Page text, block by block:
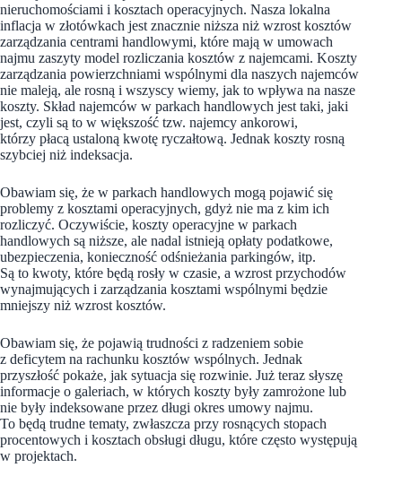
nieruchomościami i kosztach operacyjnych. Nasza lokalna
inflacja w złotówkach jest znacznie niższa niż wzrost kosztów
zarządzania centrami handlowymi, które mają w umowach
najmu zaszyty model rozliczania kosztów z najemcami. Koszty
zarządzania powierzchniami wspólnymi dla naszych najemców
nie maleją, ale rosną i wszyscy wiemy, jak to wpływa na nasze
koszty. Skład najemców w parkach handlowych jest taki, jaki
jest, czyli są to w większość tzw. najemcy ankorowi,
którzy płacą ustaloną kwotę ryczałtową. Jednak koszty rosną
szybciej niż indeksacja.
Obawiam się, że w parkach handlowych mogą pojawić się
problemy z kosztami operacyjnych, gdyż nie ma z kim ich
rozliczyć. Oczywiście, koszty operacyjne w parkach
handlowych są niższe, ale nadal istnieją opłaty podatkowe,
ubezpieczenia, konieczność odśnieżania parkingów, itp.
Są to kwoty, które będą rosły w czasie, a wzrost przychodów
wynajmujących i zarządzania kosztami wspólnymi będzie
mniejszy niż wzrost kosztów.
Obawiam się, że pojawią trudności z radzeniem sobie
z deficytem na rachunku kosztów wspólnych. Jednak
przyszłość pokaże, jak sytuacja się rozwinie. Już teraz słyszę
informacje o galeriach, w których koszty były zamrożone lub
nie były indeksowane przez długi okres umowy najmu.
To będą trudne tematy, zwłaszcza przy rosnących stopach
procentowych i kosztach obsługi długu, które często występują
w projektach.